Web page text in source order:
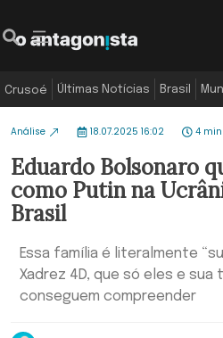
Crusoé Últimas Notícias Brasil
Análise 18.07.2025 16:02 4
Eduardo Bolsonaro
como Putin na
Brasil
Essa família é literalmente
Xadrez 4D, que só eles e
conseguem compreender